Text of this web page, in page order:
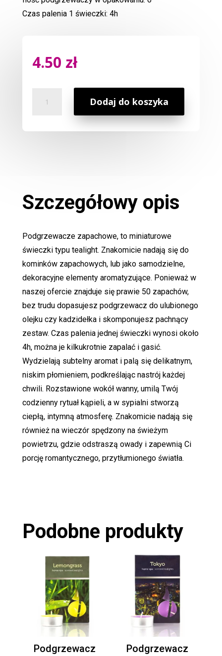
Czas palenia 1 świeczki: 4h
4.50 zł
Podgrzewacz
Dodaj do koszyka
Szczegółowy opis
Podgrzewacze zapachowe, to miniaturowe
świeczki typu tealight. Znakomicie nadają się do
kominków zapachowych, lub jako samodzielne,
dekoracyjne elementy aromatyzujące. Ponieważ w
naszej ofercie znajduje się prawie 50 zapachów,
bez trudu dopasujesz podgrzewacz do ulubionego
olejku czy kadzidełka i skomponujesz pachnący
zestaw. Czas palenia jednej świeczki wynosi około
4h, można je kilkukrotnie zapalać i gasić.
Wydzielają subtelny aromat i palą się delikatnym,
niskim płomieniem, podkreślając nastrój każdej
chwili. Rozstawione wokół wanny, umilą Twój
codzienny rytuał kąpieli, a w sypialni stworzą
ciepłą, intymną atmosferę. Znakomicie nadają się
również na wieczór spędzony na świeżym
powietrzu, gdzie odstraszą owady i zapewnią Ci
porcję romantycznego, przytłumionego światła.
Podobne produkty
Podgrzewacz Podgrzewacz